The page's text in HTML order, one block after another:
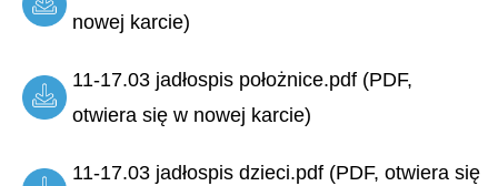
nowej karcie)
11-17.03 jadłospis położnice.pdf (PDF,
otwiera się w nowej karcie)
11-17.03 jadłospis dzieci.pdf (PDF, otwiera się